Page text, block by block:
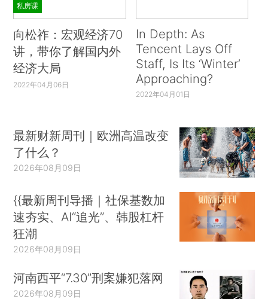
私房课
向松祚：宏观经济70
讲，带你了解国内外
经济大局
2022年04月06日
In Depth: As
Tencent Lays Off
Staff, Is Its ‘Winter’
Approaching?
2022年04月01日
最新财新周刊｜欧洲高温改变
了什么？
2026年08月09日
{{最新周刊导播｜社保基数加
速夯实、AI“追光”、韩股杠杆
狂潮
2026年08月09日
河南西平“7.30”刑案嫌犯落网
2026年08月09日